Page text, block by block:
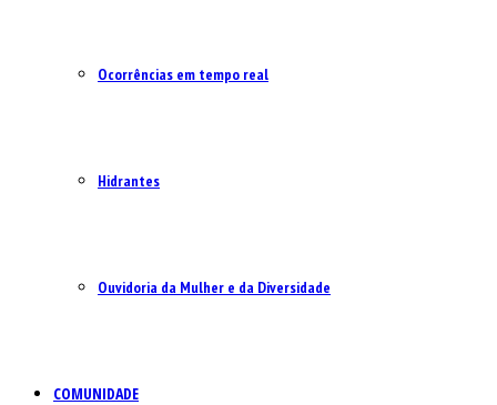
Ocorrências em tempo real
Hidrantes
Ouvidoria da Mulher e da Diversidade
COMUNIDADE